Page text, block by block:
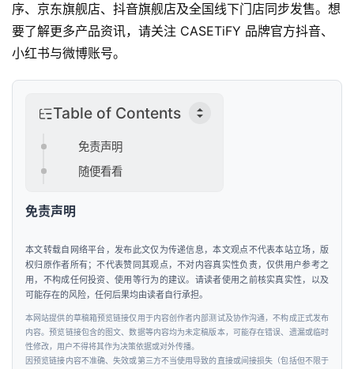
序、京东旗舰店、抖音旗舰店及全国线下门店同步发售。想
要了解更多产品资讯，请关注 CASETiFY 品牌官方抖音、
小红书与微博账号。
Table of Contents
免责声明
随便看看
免责声明
本文转载自网络平台，发布此文仅为传递信息，本文观点不代表本站立场，版
权归原作者所有；不代表赞同其观点，不对内容真实性负责，仅供用户参考之
用，不构成任何投资、使用等行为的建议。请读者使用之前核实真实性，以及
可能存在的风险，任何后果均由读者自行承担。
本网站提供的草稿箱预览链接仅用于内容创作者内部测试及协作沟通，不构成正式发布
内容。预览链接包含的图文、数据等内容均为未定稿版本，可能存在错误、遗漏或临时
性修改，用户不得将其作为决策依据或对外传播。
因预览链接内容不准确、失效或第三方不当使用导致的直接或间接损失（包括但不限于